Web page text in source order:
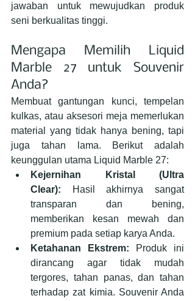
jawaban untuk mewujudkan produk
seni berkualitas tinggi.
Mengapa Memilih Liquid
Marble 27 untuk Souvenir
Anda?
Membuat gantungan kunci, tempelan
kulkas, atau aksesori meja memerlukan
material yang tidak hanya bening, tapi
juga tahan lama. Berikut adalah
keunggulan utama Liquid Marble 27:
Kejernihan Kristal (Ultra
Clear): Hasil akhirnya sangat
transparan dan bening,
memberikan kesan mewah dan
premium pada setiap karya Anda.
Ketahanan Ekstrem: Produk ini
dirancang agar tidak mudah
tergores, tahan panas, dan tahan
terhadap zat kimia. Souvenir Anda